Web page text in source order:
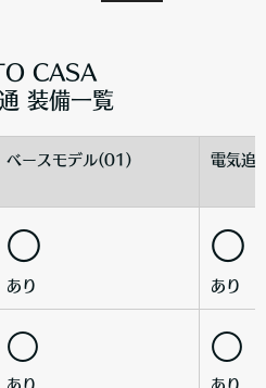
CASA
装備一覧
ベースモデル(01) 電気追
○
あり
○
あり
○
あり
○
あり